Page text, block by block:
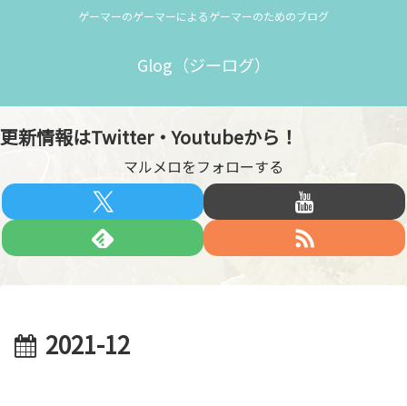
ゲーマーのゲーマーによるゲーマーのためのブログ
Glog（ジーログ）
更新情報はTwitter・Youtubeから！
マルメロをフォローする
2021-12